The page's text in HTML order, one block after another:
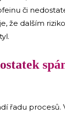
či
že dalším
řadu procesů.